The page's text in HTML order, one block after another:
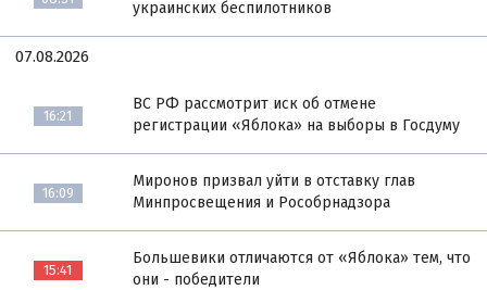
украинских беспилотников
07.08.2026
16:21
ВС РФ рассмотрит иск об отмене
регистрации «Яблока» на выборы в Госдуму
16:09
Миронов призвал уйти в отставку глав
Минпросвещения и Рособрнадзора
15:41
Большевики отличаются от «Яблока» тем, что
они - победители